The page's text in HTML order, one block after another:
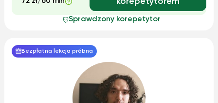
Sprawdzony korepetytor
Bezpłatna lekcja próbna